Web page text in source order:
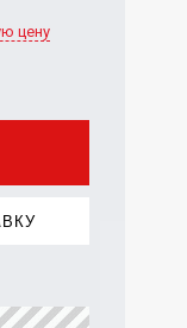
цену